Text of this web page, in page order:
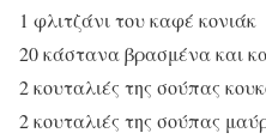
1 φλιτζάνι του καφέ κονιάκ
20 κάστανα βρασμένα και
2 κουταλιές της σούπας
2 κουταλιές της σούπας